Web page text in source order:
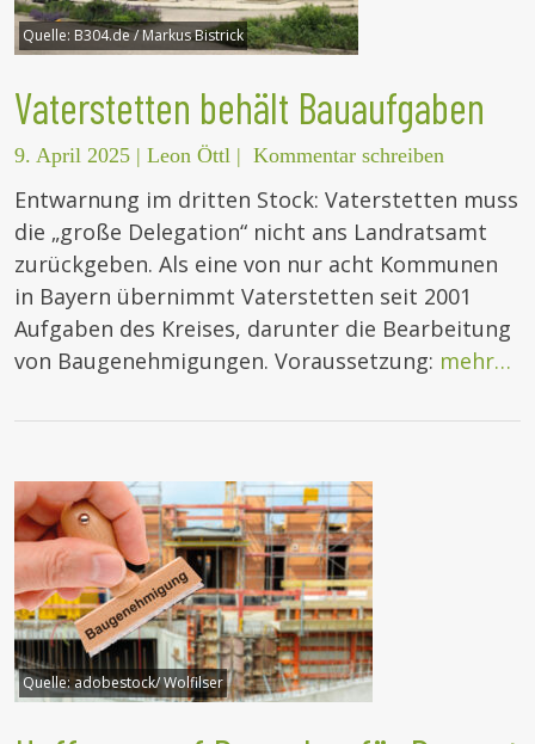
Quelle: B304.de / Markus Bistrick
Vaterstetten behält Bauaufgaben
9. April 2025 | Leon Öttl | Kommentar schreiben
Entwarnung im dritten Stock: Vaterstetten muss
die „große Delegation“ nicht ans Landratsamt
zurückgeben. Als eine von nur acht Kommunen
in Bayern übernimmt Vaterstetten seit 2001
Aufgaben des Kreises, darunter die Bearbeitung
von Baugenehmigungen. Voraussetzung: mehr…
Quelle:adobestock/ Wolfilser